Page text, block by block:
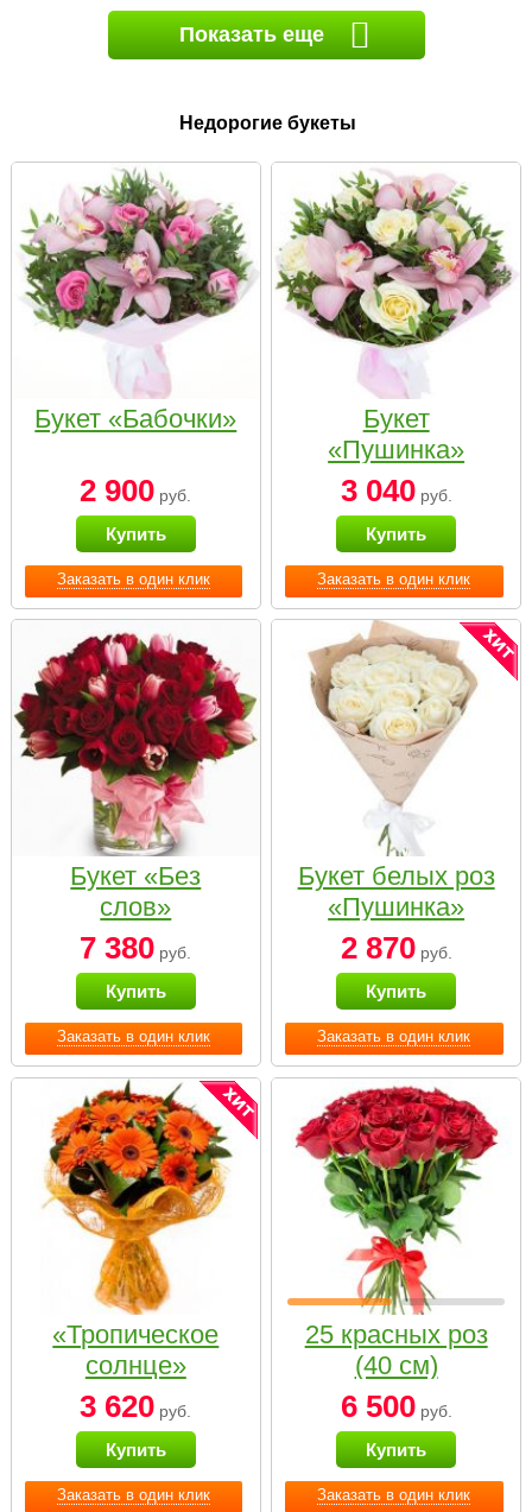
Показать еще
Недорогие букеты
Заказать в один клик
Букет «Бабочки»
2 900 руб.
Купить
Заказать в один клик
Букет
«Пушинка»
3 040руб.
Купить
Заказать в один клик
Букет «Без
слов»
7 380 руб.
Купить
Заказать в один клик
Букет белых роз
«Пушинка»
2 870руб.
Купить
Заказать в один клик
«Тропическое
солнце»
3 620 руб.
Купить
Заказать в один клик
25 красных роз
(40 см)
6 500руб.
Купить